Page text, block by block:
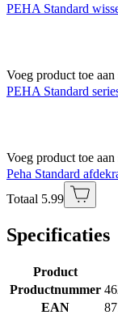
PEHA Standard
Voeg product toe aan
PEHA Standard
Voeg product toe aan
Peha Standard
Totaal 5.99
Specificaties
Product
Productnummer
EAN